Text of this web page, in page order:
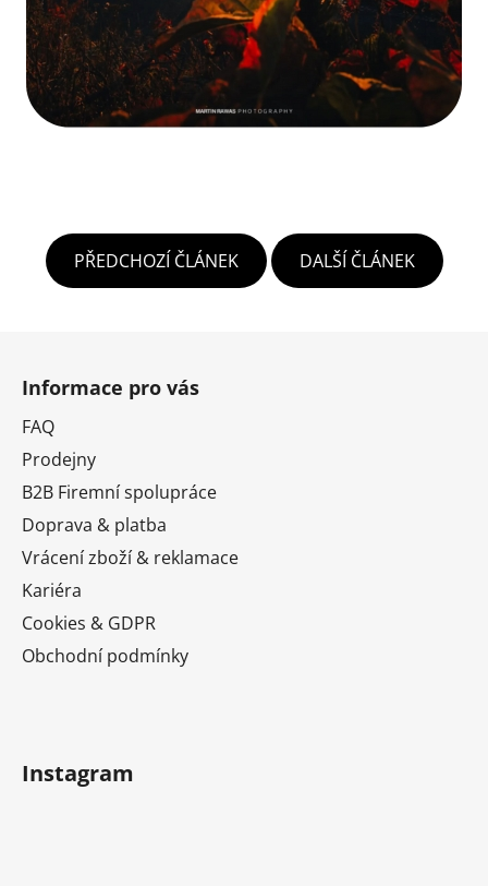
PŘEDCHOZÍ ČLÁNEK DALŠÍ ČLÁNEK
Informace pro vás
FAQ
Prodejny
B2B Firemní spolupráce
Doprava & platba
Vrácení zboží & reklamace
Kariéra
Cookies & GDPR
Obchodní podmínky
Instagram